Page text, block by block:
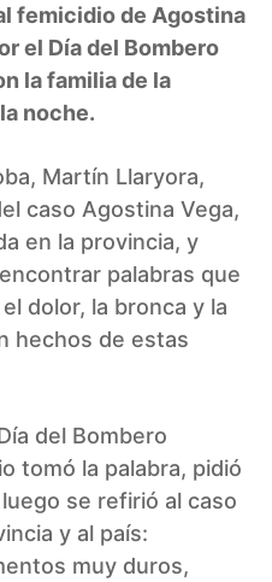
femicidio de Agostina
el Día del Bombero
la familia de la
noche.
Martín Llaryora,
caso Agostina Vega,
en la provincia, y
palabras que
dolor, la bronca y la
hechos de estas
del Bombero
tomó la palabra, pidió
se refirió al caso
y al país:
muy duros,